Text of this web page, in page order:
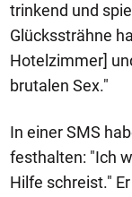
trinkend und
Glückssträhne
Hotelzimmer]
brutalen Sex."
In einer SMS
festhalten: "Ich
Hilfe schreist."